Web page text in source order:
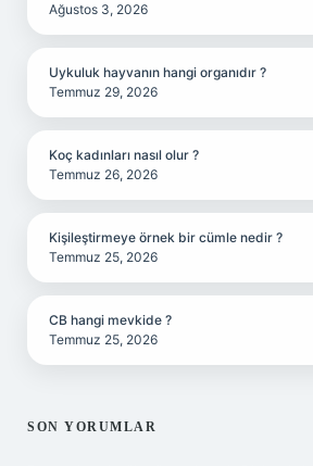
Ağustos 3, 2026
Uykuluk hayvanın hangi organıdır ?
Temmuz 29, 2026
Koç kadınları nasıl olur ?
Temmuz 26, 2026
Kişileştirmeye örnek bir cümle nedir ?
Temmuz 25, 2026
CB hangi mevkide ?
Temmuz 25, 2026
SON YORUMLAR